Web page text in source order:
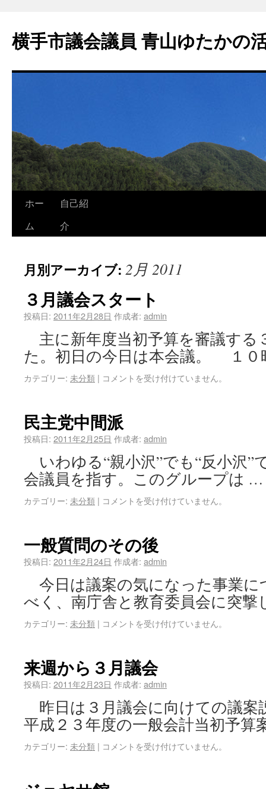
横手市議会議員 青山ゆたかの
ホー
ム
自己紹
介
月別アーカイブ: 2月 2011
３月議会スタート
投稿日: 2011年2月28日 作成者: admin
主に新年度当初予算を審議する
た。初日の今日は本会議。 １
カテゴリー: 未分類 | コメントを受け付けていません。
民主党中間派
投稿日: 2011年2月25日 作成者: admin
いわゆる“親小沢”でも“反小沢”
会議員を指す。このグループは
カテゴリー: 未分類 | コメントを受け付けていません。
一般質問のその後
投稿日: 2011年2月24日 作成者: admin
今日は議案の気になった事業に
べく、南庁舎と教育委員会に突
カテゴリー: 未分類 | コメントを受け付けていません。
来週から３月議会
投稿日: 2011年2月23日 作成者: admin
昨日は３月議会に向けての議案
平成２３年度の一般会計当初予
カテゴリー: 未分類 | コメントを受け付けていません。